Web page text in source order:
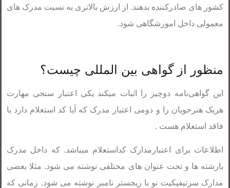
کشور های صادرکننده بدهند. از ارزش بالاتری به نسبت مدرک های
معمولی داخل اموزشگاهی شود.
منظور از گواهی بین المللی چیست؟
این گواهی‌نامه دوچیز را اثبات میکند یکی اعتبار سنجی مهارت
هریک هنرجویان را و دومی اعتبار مدرک که آیا کد استعلام دارد یا
فاقد استعلام هست .
اطلاعات برای اعتبارمدارک کداستعلام میباشد. که داخل مدرک
بارشته ها و تحت عنوان های مختلفی نوشته می شود. مثلا بعضی
مدارک سرتیفیکیت نو یا ریجستر نامبر نوشته می شود. زمانی که